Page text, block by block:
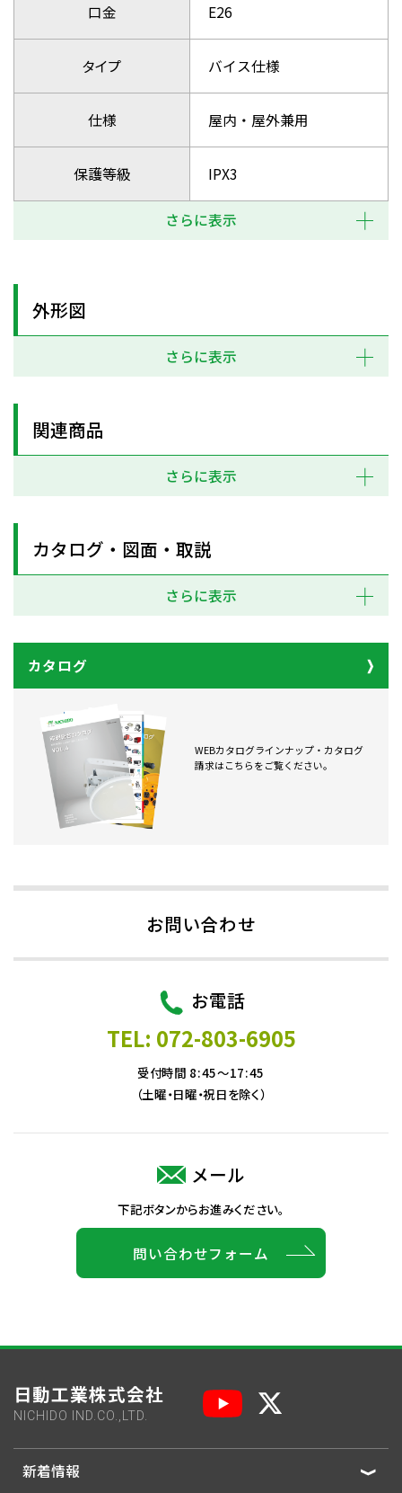
口金 E26
タイプ バイス仕様
仕様 屋内・屋外兼用
保護等級 IPX3
さらに表示
外形図
さらに表示
関連商品
さらに表示
カタログ・図面・取説
さらに表示
カタログ
WEBカタログラインナップ・カタログ
請求はこちらをご覧ください。
お問い合わせ
お電話
TEL: 072-803-6905
受付時間 8:45～17:45
（土曜・日曜・祝日を除く）
メール
下記ボタンからお進みください。
問い合わせフォーム
日動工業株式会社
NICHIDO IND.CO.,LTD.
新着情報